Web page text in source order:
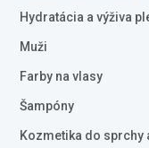
Hydratácia a výživa
Muži
Farby na vlasy
Šampóny
Kozmetika do sprchy